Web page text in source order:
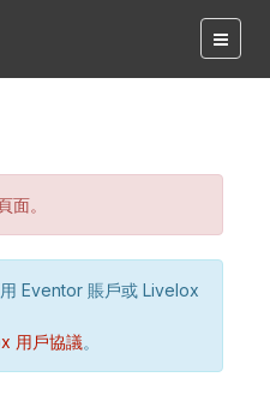
面。
Eventor 賬戶或 Livelox
用戶協議。